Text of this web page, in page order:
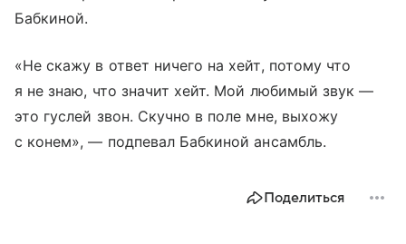
Бабкиной.
«Не скажу в ответ ничего на хейт, потому что
я не знаю, что значит хейт. Мой любимый звук —
это гуслей звон. Скучно в поле мне, выхожу
с конем», — подпевал Бабкиной ансамбль.
Поделиться